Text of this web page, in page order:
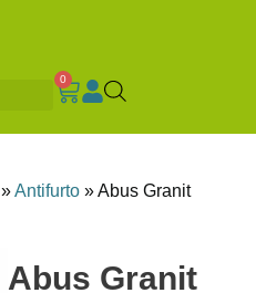
0
»Antifurto »Abus Granit
Abus Granit